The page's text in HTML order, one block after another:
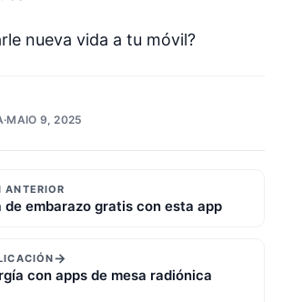
nueva vida a tu móvil?
·MAIO 9, 2025
ANTERIOR
de embarazo gratis con esta app
→
con apps de mesa radiónica